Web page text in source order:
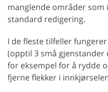
manglende områder som
standard redigering.
I de fleste tilfeller
(opptil 3 små gjenstander
for eksempel for å rydde
fjerne flekker i